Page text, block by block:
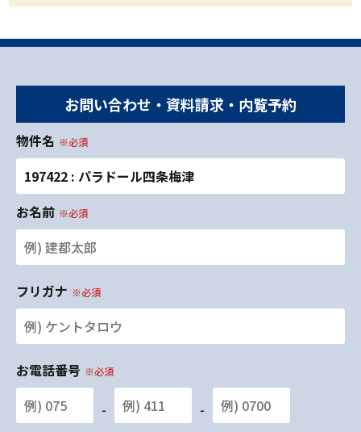
お問い合わせ・資料請求・内覧予約
物件名 ※必須
197422 : パラドール四条梅津
お名前 ※必須
フリガナ ※必須
お電話番号 ※必須
- -